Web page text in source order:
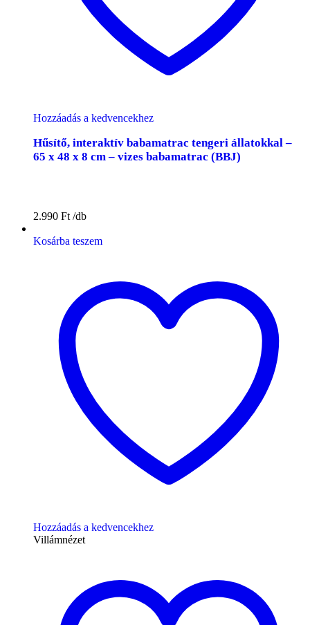
Hozzáadás a kedvencekhez
Hűsítő, interaktív babamatrac tengeri állatokkal –
65 x 48 x 8 cm – vizes babamatrac (BBJ)
2.990 Ft
Kosárba teszem
Hozzáadás a kedvencekhez
Villámnézet